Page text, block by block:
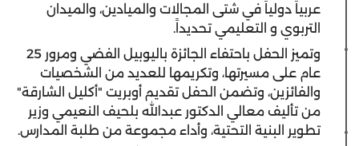
عربياً دولياً في شتى المجالات والميادين، والميدان
التربوي و التعليمي تحديداً.
وتميز الحفل باحتفاء الجائزة باليوبيل الفضي ومرور 25
عام على مسيرتها، وتكريمها للعديد من الشخصيات
والفائزين، وتضمن الحفل تقديم أوبريت "أكليل الشارقة"
من تأليف معالي الدكتور عبدالله بلحيف النعيمي وزير
تطوير البنية التحتية، وأداء مجموعة من طلبة المدارس.